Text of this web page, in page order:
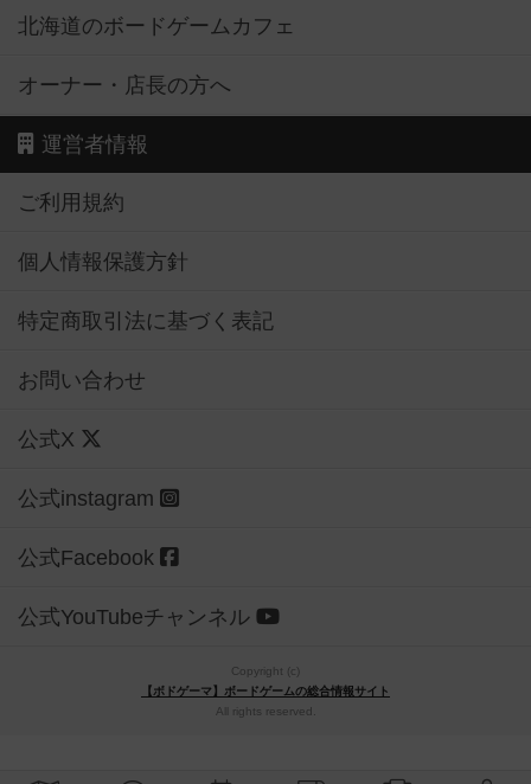
北海道のボードゲームカフェ
オーナー・店長の方へ
運営者情報
ご利用規約
個人情報保護方針
特定商取引法に基づく表記
お問い合わせ
公式X
公式instagram
公式Facebook
公式YouTubeチャンネル
Copyright (c)
【ボドゲーマ】ボードゲームの総合情報サイト
All rights reserved.